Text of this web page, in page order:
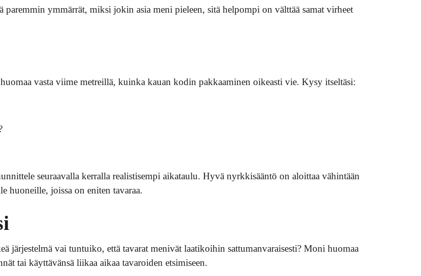
ymmärrät, miksi jokin asia meni pieleen, sitä helpompi on välttää samat virheet
vasta viime metreillä, kuinka kauan kodin pakkaaminen oikeasti vie. Kysy itseltäsi:
seuraavalla kerralla realistisempi aikataulu. Hyvä nyrkkisääntö on aloittaa vähintään
huoneille, joissa on eniten tavaraa.
järjestelmä vai tuntuiko, että tavarat menivät laatikoihin sattumanvaraisesti? Moni huomaa
tai käyttävänsä liikaa aikaa tavaroiden etsimiseen.